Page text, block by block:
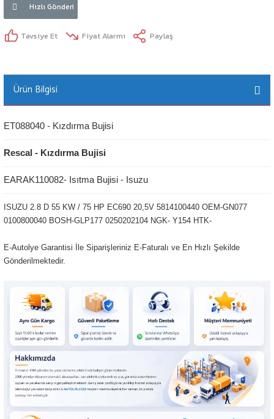
Hızlı Gönderi
Tavsiye Et Fiyat Alarmı Paylaş
Ürün Bilgisi
ET088040 - Kızdırma Bujisi
Rescal - Kızdırma Bujisi
EARAK110082- Isıtma Bujisi - Isuzu
ISUZU 2.8 D 55 KW / 75 HP EC690 20,5V 5814100440 OEM-GN077
0100800040 BOSH-GLP177 0250202104 NGK- Y154 HTK-
E-Autolye Garantisi İle Siparişleriniz E-Faturalı ve En Hızlı Şekilde
Gönderilmektedir.